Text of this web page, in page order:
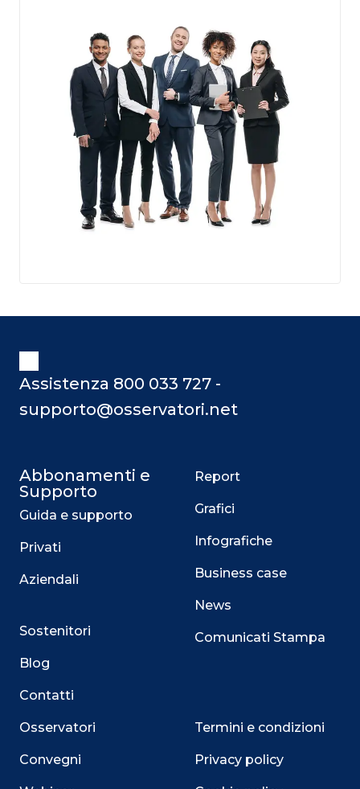
Assistenza 800 033 727 -
supporto@osservatori.net
Abbonamenti e
Supporto
Guida e supporto
Privati
Aziendali
Sostenitori
Blog
Contatti
Osservatori
Convegni
Report
Grafici
Infografiche
Business case
News
Comunicati Stampa
Termini e condizioni
Privacy policy